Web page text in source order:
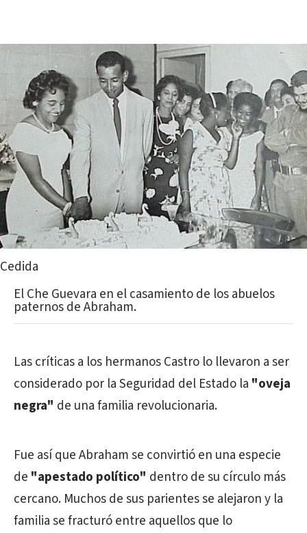
Cedida
El Che Guevara en el casamiento de los abuelos
paternos de Abraham.
Las críticas a los hermanos Castro lo llevaron a ser
considerado por la Seguridad del Estado la "oveja
negra" de una familia revolucionaria.
Fue así que Abraham se convirtió en una especie
de "apestado político" dentro de su círculo más
cercano. Muchos de sus parientes se alejaron y la
familia se fracturó entre aquellos que lo